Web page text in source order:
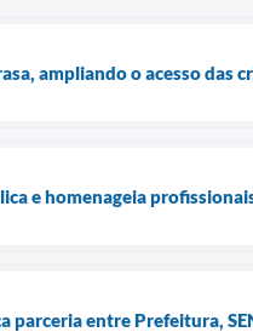
ampliando o acesso das
e homenageia
entre Prefeitura,